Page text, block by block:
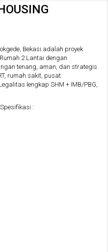
Bekasi adalah proyek
2 Lantai dengan
tenang, aman, dan strategis
rumah sakit, pusat
lengkap SHM + IMB/PBG,
: